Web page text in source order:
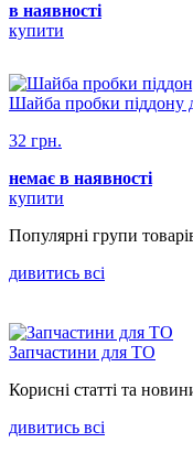
в наявності
купити
Шайба пробки піддону
32 грн.
немає в наявності
купити
Популярнi групи
дивитись всi
Запчастини для ТО
Корисні статті та
дивитись всi